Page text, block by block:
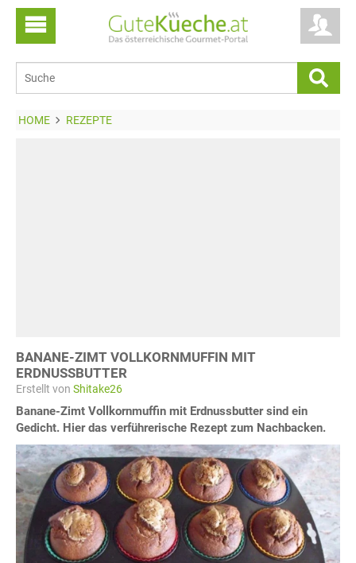
HOME REZEPTE
BANANE-ZIMT VOLLKORNMUFFIN MIT
ERDNUSSBUTTER
Erstellt von Shitake26
Banane-Zimt Vollkornmuffin mit Erdnussbutter sind ein
Gedicht. Hier das verführerische Rezept zum Nachbacken.